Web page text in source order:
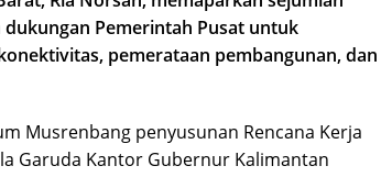
Pemerintah Pusat untuk
pemerataan pembangunan, dan
Musrenbang penyusunan Rencana Kerja
Garuda Kantor Gubernur Kalimantan